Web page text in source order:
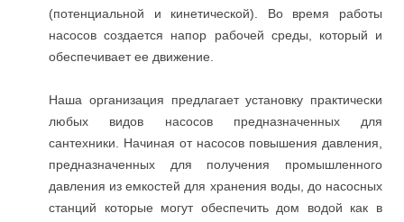
(потенциальной и кинетической). Во время работы
насосов создается напор рабочей среды, который и
обеспечивает ее движение.
Наша организация предлагает установку практически
любых видов насосов предназначенных для
сантехники. Начиная от насосов повышения давления,
предназначенных для получения промышленного
давления из емкостей для хранения воды, до насосных
станций которые могут обеспечить дом водой как в